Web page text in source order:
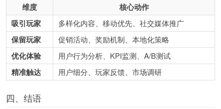
维度
核心动作
吸引玩家
多样化内容、移动优先、社交媒体推广
保留玩家 促销活动、奖励机制、本地化策略
优化体验 用户行为分析、KPI监测、A/B测试
精准触达 用户细分、玩家反馈、市场调研
四、结语